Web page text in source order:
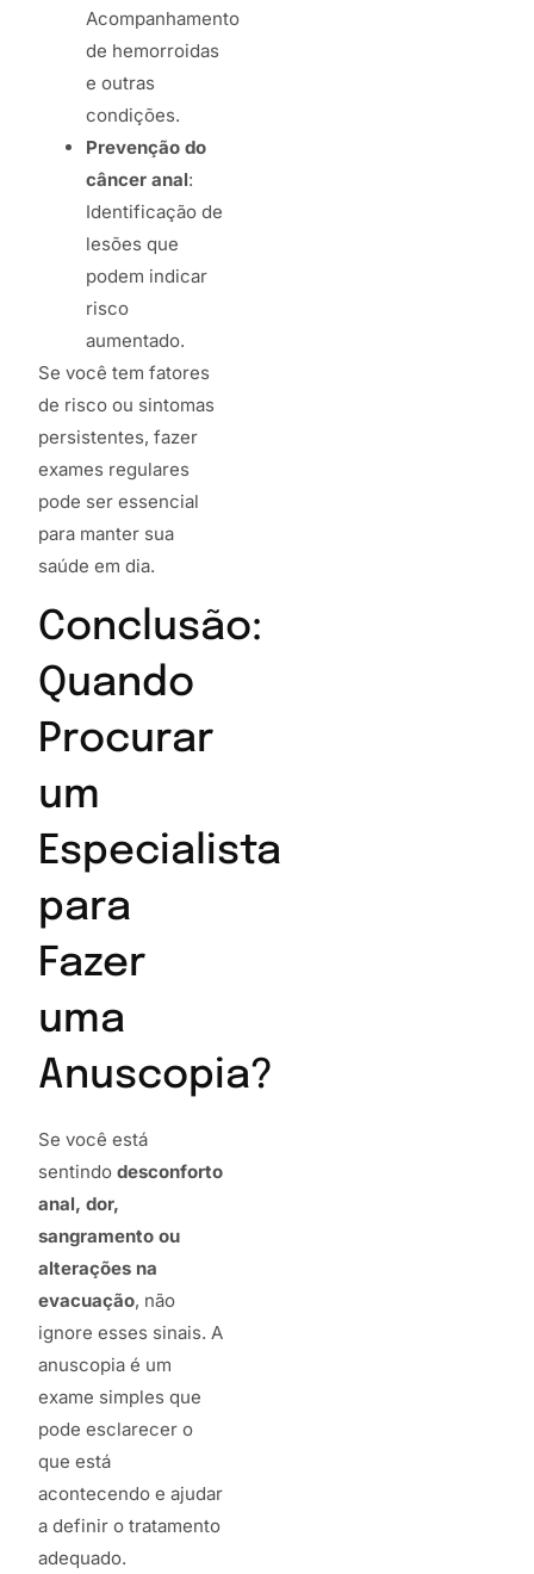
Acompanhamento
de hemorroidas
e outras
condições.
Prevenção do
câncer anal:
Identificação de
lesões que
podem indicar
risco
aumentado.
Se você tem fatores
de risco ou sintomas
persistentes, fazer
exames regulares
pode ser essencial
para manter sua
saúde em dia.
Conclusão:
Quando
Procurar
um
Especialista
para
Fazer
uma
Anuscopia?
Se você está
sentindodesconforto
anal, dor,
sangramento ou
alterações na
evacuação, não
ignore esses sinais. A
anuscopia é um
exame simples que
pode esclarecer o
que está
acontecendo e ajudar
a definir o tratamento
adequado.